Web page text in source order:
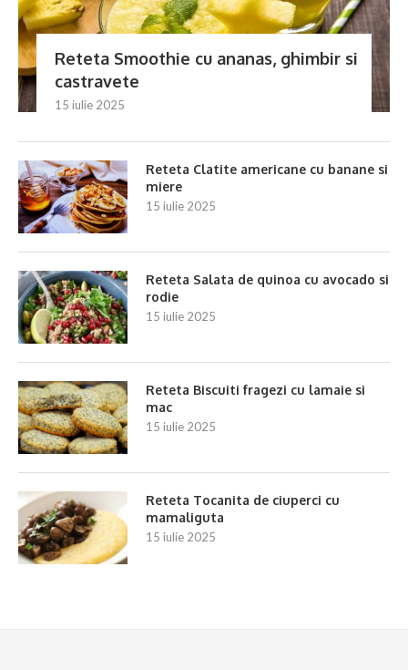
Reteta Smoothie cu ananas, ghimbir si
castravete
15 iulie 2025
Reteta Clatite americane cu banane si
miere
15 iulie 2025
Reteta Salata de quinoa cu avocado si
rodie
15 iulie 2025
Reteta Biscuiti fragezi cu lamaie si
mac
15 iulie 2025
Reteta Tocanita de ciuperci cu
mamaliguta
15 iulie 2025